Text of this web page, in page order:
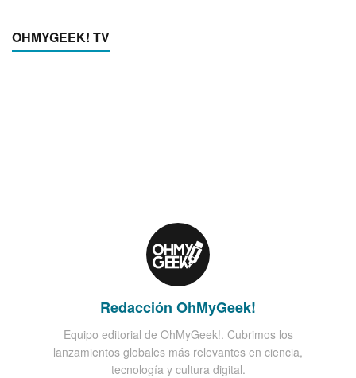
OHMYGEEK! TV
Redacción OhMyGeek!
Equipo editorial de OhMyGeek!. Cubrimos los
lanzamientos globales más relevantes en ciencia,
tecnología y cultura digital.